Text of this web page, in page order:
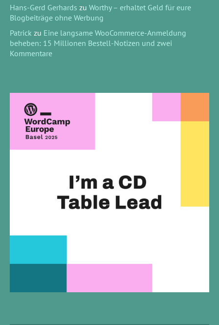
Hans-Gerd Gerhards zu Worthy – erhaltet Geld für eure
Blogbeiträge ohne Werbung
Patrick zu Eine langsame WooCommerce-Anmeldung
beheben: 15 Millionen Bestell-Notizen und zwei
Kommentare